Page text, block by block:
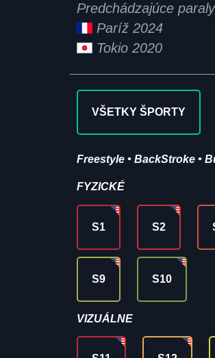
Predchádzajúce
Paríž 2024
Tokio 2020
VŠETKY ŠPORTY
Freestyle • BackStroke •
FYZICKÉ
S1 S2
S9 S10
VIZUÁLNE